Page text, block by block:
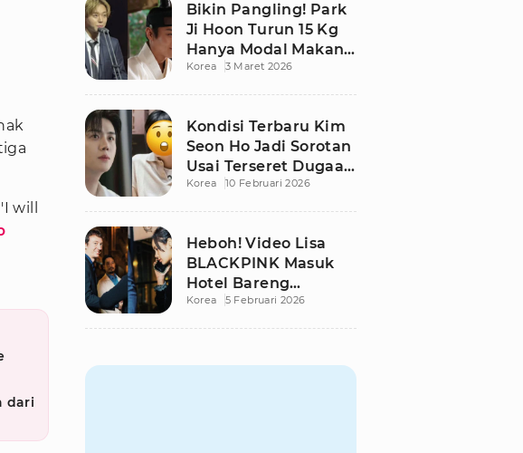
will
dari
Bikin Pangling! Park
Ji Hoon Turun 15 Kg
Hanya Modal Makan
Apel, Visual
Korea 3 Maret 2026
Kondisi Terbaru Kim
Seon Ho Jadi Sorotan
Usai Terseret Dugaan
Penggelapan Pajak
Korea 10 Februari 2026
Heboh! Video Lisa
BLACKPINK Masuk
Hotel Bareng
Frederic Arnault Picu
Korea 5 Februari 2026